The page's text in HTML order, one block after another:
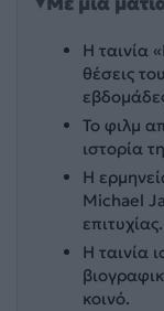
Η ταινία
θέσεις
Το φιλμ
ιστορία
Η
Michael
επιτυχίας.
Η ταινία
κοινό.